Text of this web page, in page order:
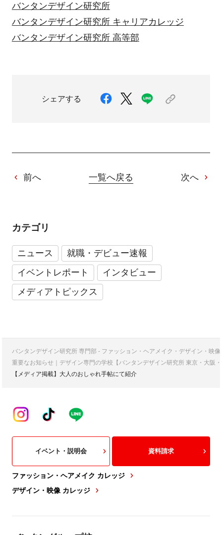
バンタンデザイン研究所
バンタンデザイン研究所 キャリアカレッジ
バンタンデザイン研究所 高等部
シェアする
前へ 一覧へ戻る 次へ
カテゴリ
ニュース
就職・デビュー速報
イベントレポート
インタビュー
メディアトピックス
バンタンデザイン研究所 専門部 - ファッション・ヘアメイク・デザイン・映
重要なお知らせ｜デザイン専門の学校【バンタンデザイン研究所 東京・大阪
【メディア掲載】大人のおしゃれ手帖にて紹介
ファッション・ヘアメイク カレッジ
デザイン・映像 カレッジ
イベント・説明会 資料請求